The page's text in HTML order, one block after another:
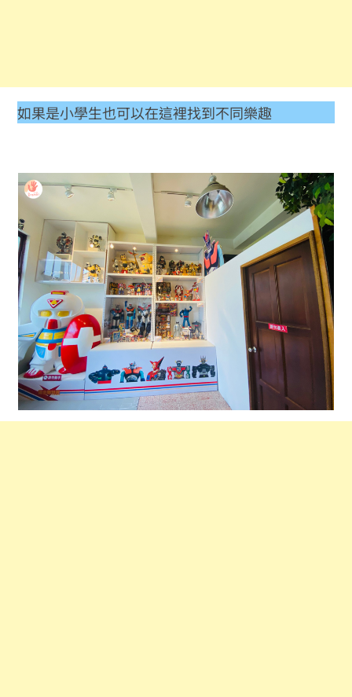
如果是小學生也可以在這裡找到不同樂趣